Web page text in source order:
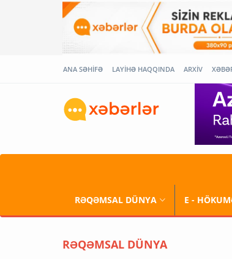
ANA SƏHİFƏ LAYİHƏ HAQQINDA ARXİV
RƏQƏMSAL DÜNYA E -
RƏQƏMSAL DÜNYA